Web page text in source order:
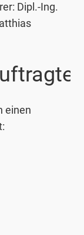
Dipl.-Ing.
einen